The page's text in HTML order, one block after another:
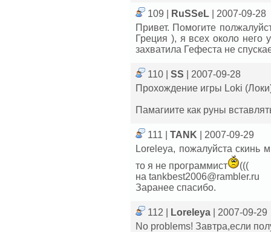
109 | RuSSeL
| 2007-09-28
Привет. Помогите
Греция ), я всех около
захватила Гефеста не
110 | SS
| 2007-09-28
Прохождение игры Loki
Памагиите как руны
111 | TANK
| 2007-09-29
Loreleya, пожалуйста скинь
то я не программист
(((
на tankbest2006@rambler.ru
Заранее спасибо.
112 | Loreleya
| 2007-09-29
No problems! Завтра,если